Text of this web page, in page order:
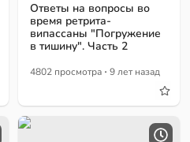
Ответы на вопросы во
время ретрита-
випассаны "Погружение
в тишину". Часть 2
4802 просмотра · 9 лет назад